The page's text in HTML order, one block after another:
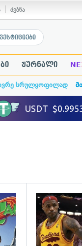
ძებნა
ჟურნალი NE
სრულყოფილად
გადახედვა